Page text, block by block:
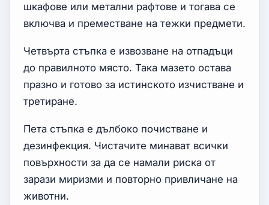
шкафове или метални рафтове и тогава се
включва и преместване на тежки предмети.
Четвърта стъпка е извозване на отпадъци
до правилното място. Така мазето остава
празно и готово за истинското изчистване и
третиране.
Пета стъпка е дълбоко почистване и
дезинфекция. Чистачите минават всички
повърхности за да се намали риска от
зарази миризми и повторно привличане на
животни.